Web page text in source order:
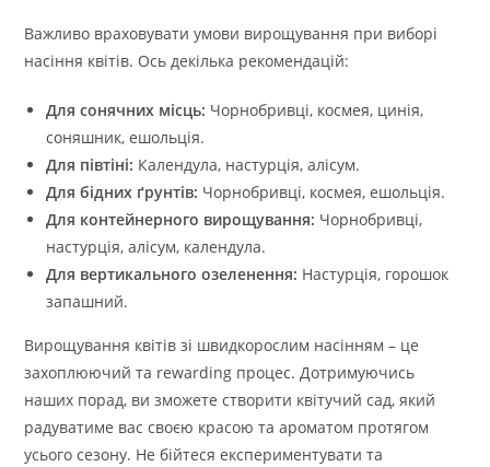
Важливо враховувати умови вирощування при виборі
насіння квітів. Ось декілька рекомендацій:
Для сонячних місць: Чорнобривці, космея, цинія,
соняшник, ешольція.
Для півтіні: Календула, настурція, алісум.
Для бідних ґрунтів: Чорнобривці, космея, ешольція.
Для контейнерного вирощування: Чорнобривці,
настурція, алісум, календула.
Для вертикального озеленення: Настурція, горошок
запашний.
Вирощування квітів зі швидкорослим насінням – це
захоплюючий та rewarding процес. Дотримуючись
наших порад, ви зможете створити квітучий сад, який
радуватиме вас своєю красою та ароматом протягом
усього сезону. Не бійтеся експериментувати та